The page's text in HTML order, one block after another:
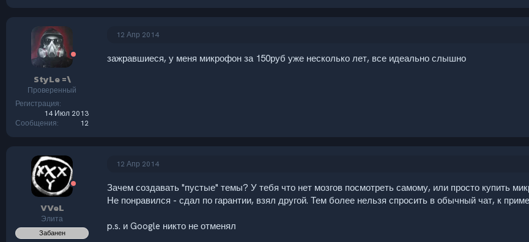
StyLe =\
Проверенный
Регистрация
14 Июл 2013
Сообщения
12
12 Апр 2014
зажравшиеся, у меня микрофон за 150руб уже несколько лет, все идеально слышно
VVeL
Элита
Забанен
12 Апр 2014
Зачем создавать "пустые" темы? У тебя что нет мозгов посмотреть самому, или просто купить
Не понравился - сдал по гарантии, взял другой. Тем более нельзя спросить в обычный чат, к
p.s. и Google никто не отменял